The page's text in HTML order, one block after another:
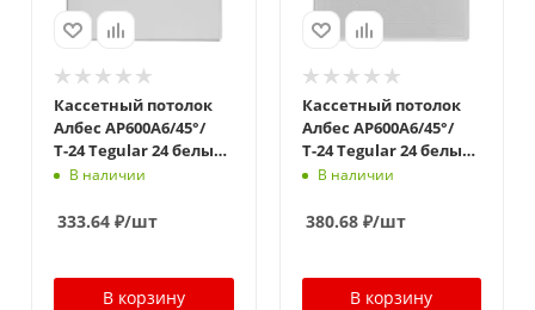
Кассетный потолок
Албес AP600A6/45°/
Т-24 Tegular 24 белый
матовый Эконом
В наличии
333.64 ₽/шт
В корзину
Кассетный потолок
Албес AP600A6/45°/
Т-24 Tegular 24 белый
матовый перфорация
В наличии
380.68₽/шт
В корзину